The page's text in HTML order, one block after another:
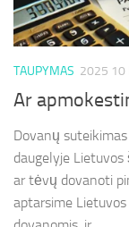
TAUPYMAS 2025 10
Ar
Dovanų
daugelyje
ar tėvų dovanoti
aptarsime